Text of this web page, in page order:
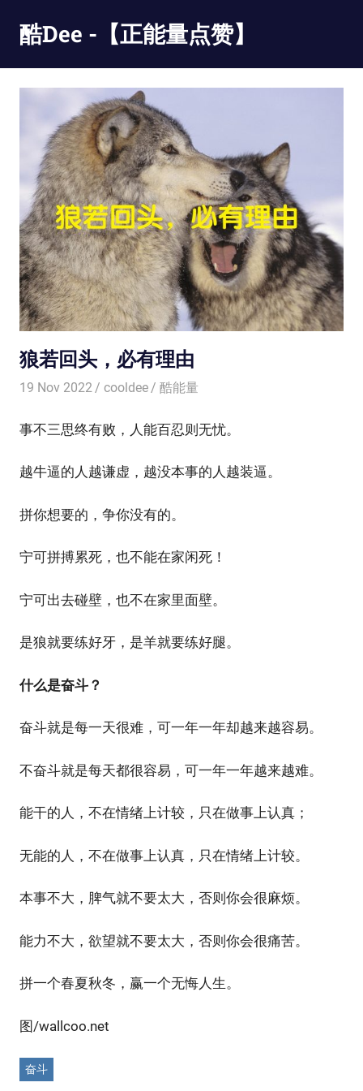
content
酷Dee -【正能量点赞】
酷
狼若回头，必有理由
19 Nov 2022 cooldee 酷能量
事不三思终有败，人能百忍则无忧。
越牛逼的人越谦虚，越没本事的人越装逼。
拼你想要的，争你没有的。
宁可拼搏累死，也不能在家闲死！
宁可出去碰壁，也不在家里面壁。
是狼就要练好牙，是羊就要练好腿。
什么是奋斗？
奋斗就是每一天很难，可一年一年却越来越容易。
不奋斗就是每天都很容易，可一年一年越来越难。
能干的人，不在情绪上计较，只在做事上认真；
无能的人，不在做事上认真，只在情绪上计较。
本事不大，脾气就不要太大，否则你会很麻烦。
能力不大，欲望就不要太大，否则你会很痛苦。
拼一个春夏秋冬，赢一个无悔人生。
图/wallcoo.net
奋斗